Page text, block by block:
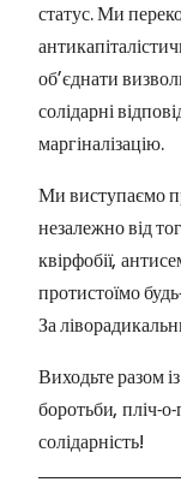
статус. Ми
об’єднати
солідарні
маргіналізацію.
Ми виступаємо
незалежно від
квірфобії,
протистоїмо
За
Виходьте разом
боротьби, пліч-
солідарність!